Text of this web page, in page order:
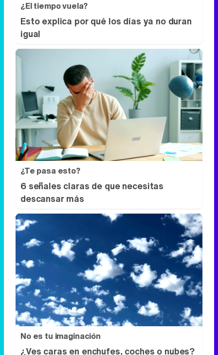
¿Te pasa esto?
6 señales claras de que necesitas
descansar más
No es tu imaginación
¿Ves caras en enchufes, coches o nubes?
Tiene explicación